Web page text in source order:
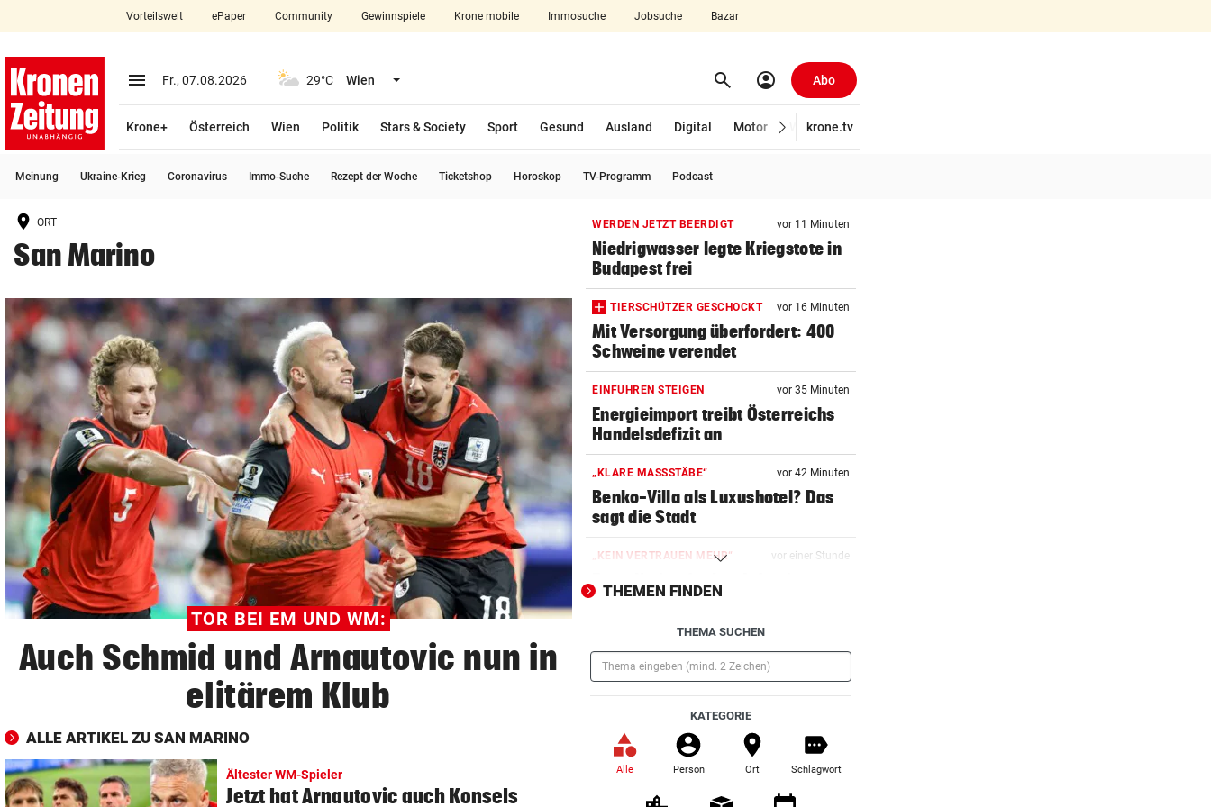
closeSchließen
account_circle Anmelden
arrow_right
bookmark Merkliste
search
Suchbegriff
eingeben
© Krone Multimedia GmbH & Co KG 2026
Muthgasse 2, 1190 Wien
Vorteilswelt ePaper Community Gewinnspiele Krone mobile Immosuche Jobsuche Bazar
menu Menü aufklappen
Fr., 07.08.2026 29°C Wien Menü aufklappen search Suchen
account_circle Abo
Krone+ Österreich Wien Politik Stars & Society Sport Gesund Ausland Digital Motor Wirtschaft
krone.tv
Meinung Ukraine-Krieg Coronavirus Immo-Suche Rezept der Woche Ticketshop Horoskop TV-Programm Podcast
ORT
San Marino
TOR BEI EM UND WM:
Auch Schmid und Arnautovic nun in
elitärem Klub
ALLE ARTIKEL ZU SAN MARINO
Ältester WM-Spieler
Jetzt hat Arnautovic auch Konsels
WERDEN JETZT BEERDIGT vor 11 Minuten
Niedrigwasser legte Kriegstote in
Budapest frei
TIERSCHÜTZER GESCHOCKT vor 16 Minuten
Mit Versorgung überfordert: 400
Schweine verendet
EINFUHREN STEIGEN vor 35 Minuten
Energieimport treibt Österreichs
Handelsdefizit an
„KLARE MASSSTÄBE“ vor 42 Minuten
Benko-Villa als Luxushotel? Das
sagt die Stadt
„KEIN VERTRAUEN MEHR“ vor einer Stunde
Erste Nation fordert Infantino zum
Rücktritt auf
EMOTIONALE BEDEUTUNG
Corinna & Danilo ließen sich
Partnertattoo stechen
SCHLAG GEGEN DEALER
14 Festnahmen: Steirischer
Drogenring aufgeflogen
SEIT ANFANG 2023 vor einer Stunde
THEMEN FINDEN
THEMA SUCHEN
KATEGORIE
Alle Person Ort Schlagwort